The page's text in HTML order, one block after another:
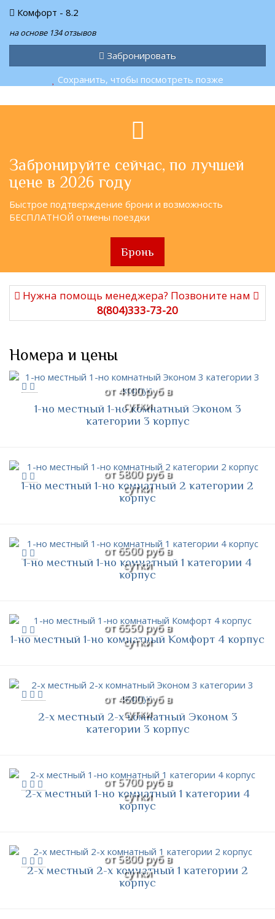
Комфорт - 8.2
на основе 134 отзывов
Забронировать
Сохранить, чтобы посмотреть позже
Забронируйте сейчас, по лучшей
цене в 2026 году
Быстрое подтверждение брони и возможность
БЕСПЛАТНОЙ отмены поездки
Бронь
Нужна помощь менеджера? Позвоните нам
8(804)333-73-20
Номера и цены
от 4100 руб в
сутки
1-но местный 1-но комнатный Эконом 3
категории 3 корпус
от 5800 руб в
сутки
1-но местный 1-но комнатный 2 категории 2
корпус
от 6500 руб в
сутки
1-но местный 1-но комнатный 1 категории 4
корпус
от 6550 руб в
сутки
1-но местный 1-но комнатный Комфорт 4 корпус
от 4600 руб в
сутки
2-х местный 2-х комнатный Эконом 3
категории 3 корпус
от 5700 руб в
сутки
2-х местный 1-но комнатный 1 категории 4
корпус
от 5800 руб в
сутки
2-х местный 2-х комнатный 1 категории 2
корпус